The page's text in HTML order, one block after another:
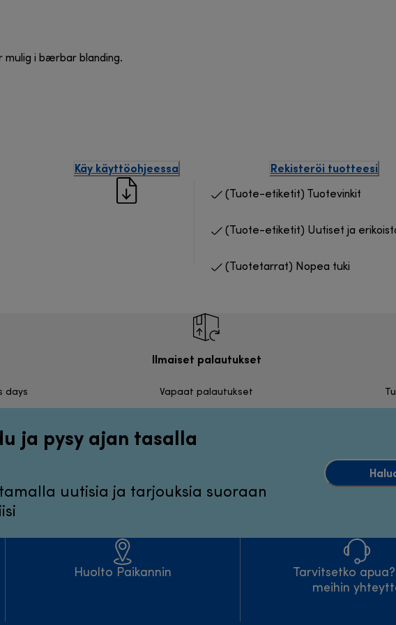
mulig i bærbar blanding.
Käy käyttöohjeessa Rekisteröi tuotteesi
(Tuote-etiketit) Tuotevinkit
(Tuote-etiketit) Uutiset ja
(Tuotetarrat) Nopea tuki
days
Ilmaiset palautukset
Vapaat palautukset
ja pysy ajan tasalla
uutisia ja tarjouksia suoraan
Huolto Paikannin
Tarvitsetko
meihin